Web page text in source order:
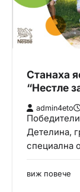
Станаха
“Нестле
admin4eto
Детелина,
специална
виж повече